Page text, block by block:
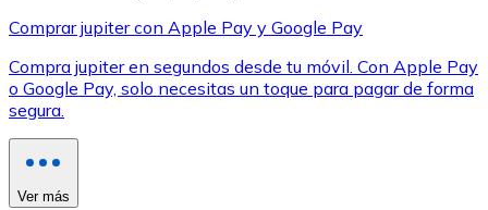
XRP
XRP
Ver todo
Comprar jupiter con Apple Pay y Google Pay
Compra jupiter en segundos desde tu móvil. Con Apple Pay
o Google Pay, solo necesitas un toque para pagar de forma
segura.
Ver más